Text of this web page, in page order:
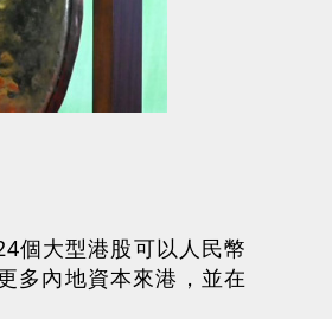
個大型港股可以人民幣
多內地資本來港，並在